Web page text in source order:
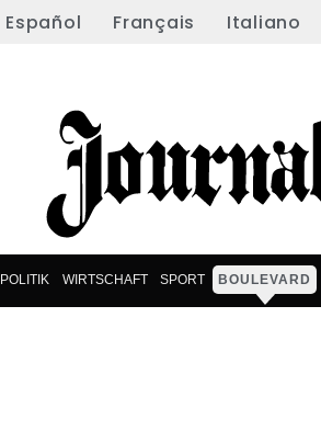
Español Français Italiano
POLITIK WIRTSCHAFT SPORT BOULEVARD